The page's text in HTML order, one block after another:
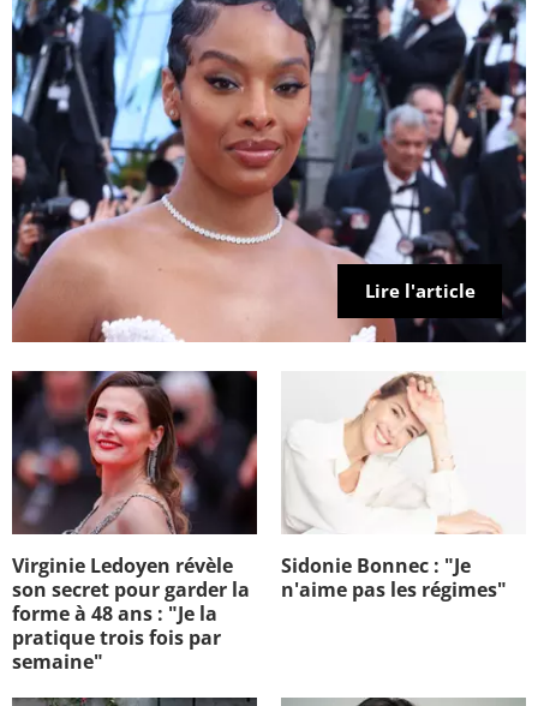
Lire l'article
Virginie Ledoyen révèle
son secret pour garder la
forme à 48 ans : "Je la
pratique trois fois par
semaine"
Sidonie Bonnec : "Je
n'aime pas les régimes"